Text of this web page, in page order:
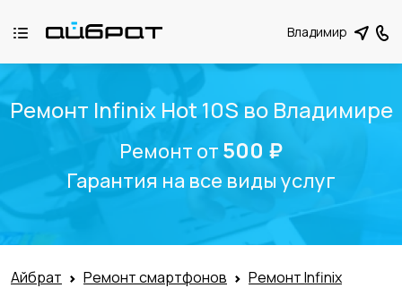
Владимир
Ремонт Infinix Hot 10S во Владимире
Ремонт от 500 ₽
Гарантия на все виды услуг
Айбрат Ремонт смартфонов
Ремонт Infinix